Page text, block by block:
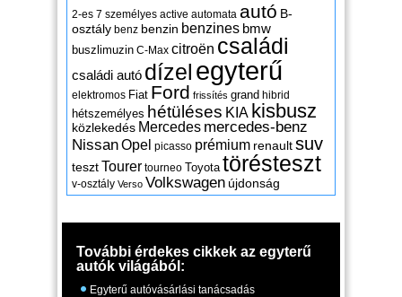
2-es 7 személyes active automata autó B-
osztály benz benzin benzines bmw
buszlimuzin C-Max citroën családi
családi autó dízel egyterű
elektromos Fiat Ford frissítés grand hibrid
hétszemélyes hétüléses KIA kisbusz
közlekedés Mercedes mercedes-benz
NissanOpel picasso prémium renaultsuv
tesztTourer tourneo Toyota törésteszt
v-osztály Verso Volkswagen újdonság
További érdekes cikkek az egyterű
autók világából:
Egyterű autóvásárlási tanácsadás